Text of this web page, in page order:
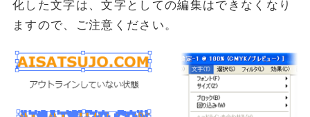
化した文字は、文字としての編集はできなくなり
ますので、ご注意ください。